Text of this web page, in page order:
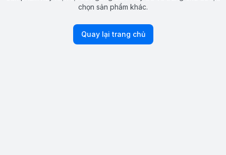
chọn sản phẩm khác.
Quay lại trang chủ